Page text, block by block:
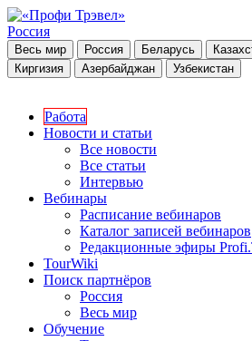
Россия
Весь мир Россия Беларусь
Киргизия
Азербайджан Узбекистан
Работа
Новости и статьи
Все новости
Все статьи
Интервью
Вебинары
Расписание вебинаров
Каталог записей вебинаров
Редакционные эфиры
TourWiki
Поиск партнёров
Россия
Весь мир
Обучение